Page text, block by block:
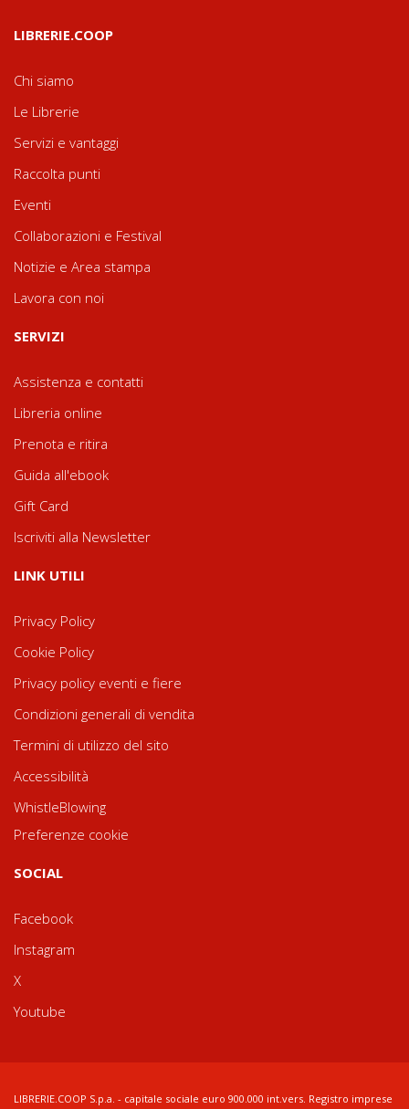
LIBRERIE.COOP
Chi siamo
Le Librerie
Servizi e vantaggi
Raccolta punti
Eventi
Collaborazioni e Festival
Notizie e Area stampa
Lavora con noi
SERVIZI
Assistenza e contatti
Libreria online
Prenota e ritira
Guida all'ebook
Gift Card
Iscriviti alla Newsletter
LINK UTILI
Privacy Policy
Cookie Policy
Privacy policy eventi e fiere
Condizioni generali di vendita
Termini di utilizzo del sito
Accessibilità
WhistleBlowing
Preferenze cookie
SOCIAL
Facebook
Instagram
X
Youtube
LIBRERIE.COOP S.p.a. - capitale sociale euro 900.000 int.vers. Registro imprese